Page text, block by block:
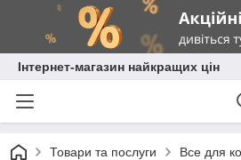
Інтернет-магазин найкращих цін
Товари та послуги Все для